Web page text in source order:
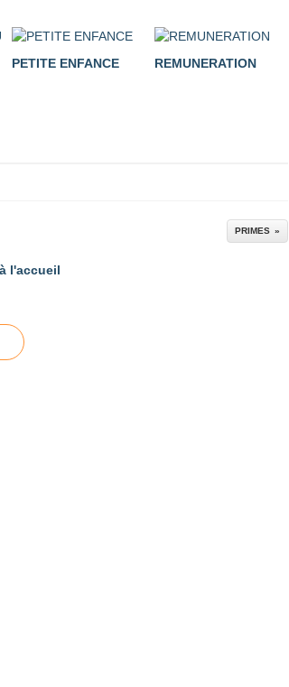
PETITE ENFANCE REMUNERATION
PRIMES
l'accueil